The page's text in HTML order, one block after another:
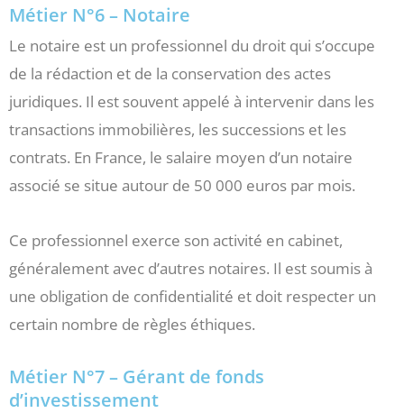
Métier N°6 – Notaire
Le notaire est un professionnel du droit qui s’occupe
de la rédaction et de la conservation des actes
juridiques. Il est souvent appelé à intervenir dans les
transactions immobilières, les successions et les
contrats. En France, le salaire moyen d’un notaire
associé se situe autour de 50 000 euros par mois.
Ce professionnel exerce son activité en cabinet,
généralement avec d’autres notaires. Il est soumis à
une obligation de confidentialité et doit respecter un
certain nombre de règles éthiques.
Métier N°7 – Gérant de fonds
d’investissement